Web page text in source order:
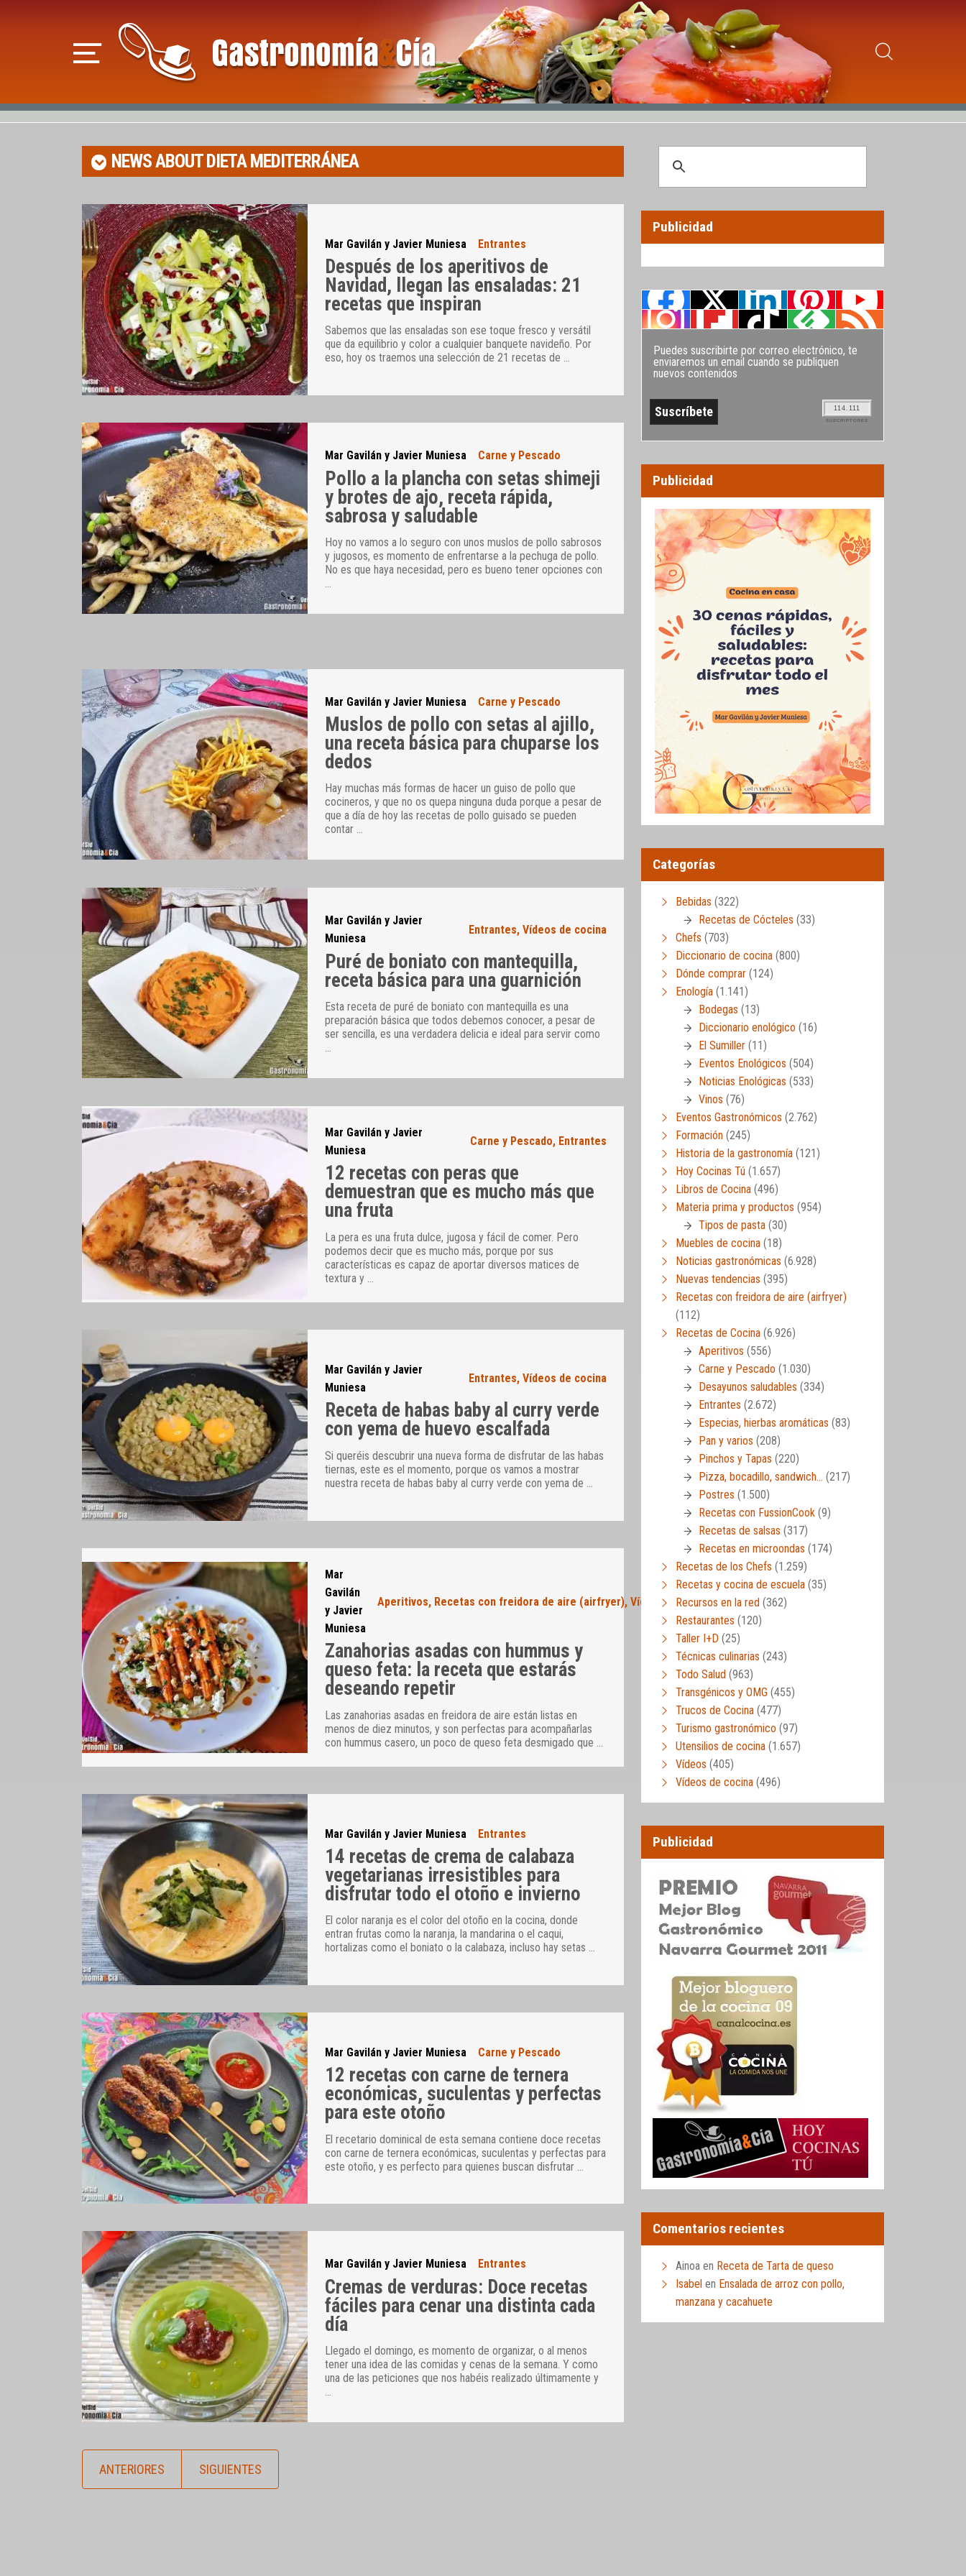
NEWS ABOUTDIETA MEDITERRÁNEA
Mar Gavilán y Javier Muniesa Entrantes
Después de los aperitivos de
Navidad, llegan las ensaladas: 21
recetas que inspiran
Sabemos que las ensaladas son ese toque fresco y versátil
que da equilibrio y color a cualquier banquete navideño. Por
eso, hoy os traemos una selección de 21 recetas de …
Mar Gavilán y Javier Muniesa Carne y Pescado
Pollo a la plancha con setas shimeji
y brotes de ajo, receta rápida,
sabrosa y saludable
Hoy no vamos a lo seguro con unos muslos de pollo sabrosos
y jugosos, es momento de enfrentarse a la pechuga de pollo.
No es que haya necesidad, pero es bueno tener opciones con
…
Mar Gavilán y Javier Muniesa Carne y Pescado
Muslos de pollo con setas al ajillo,
una receta básica para chuparse los
dedos
Hay muchas más formas de hacer un guiso de pollo que
cocineros, y que no os quepa ninguna duda porque a pesar de
que a día de hoy las recetas de pollo guisado se pueden
contar …
Mar Gavilán y Javier
Muniesa
Entrantes, Vídeos de cocina
Puré de boniato con mantequilla,
receta básica para una guarnición
Esta receta de puré de boniato con mantequilla es una
preparación básica que todos debemos conocer, a pesar de
ser sencilla, es una verdadera delicia e ideal para servir como
…
Mar Gavilán y Javier
Muniesa
Carne y Pescado, Entrantes
12 recetas con peras que
demuestran que es mucho más que
una fruta
La pera es una fruta dulce, jugosa y fácil de comer. Pero
podemos decir que es mucho más, porque por sus
características es capaz de aportar diversos matices de
textura y
Mar Gavilán y Javier
Muniesa
Entrantes, Vídeos de cocina
Receta de habas baby al curry verde
con yema de huevo escalfada
Si queréis descubrir una nueva forma de disfrutar de las habas
tiernas, este es el momento, porque os vamos a mostrar
nuestra receta de habas baby al curry verde con yema de
Mar
Gavilán
y Javier
Muniesa
Aperitivos, Recetas con freidora de aire (airfryer),Vídeos de cocina
Zanahorias asadas con hummus y
queso feta: la receta que estarás
deseando repetir
Las zanahorias asadas en freidora de aire están listas en
menos de diez minutos, y son perfectas para acompañarlas
con hummus casero, un poco de queso feta desmigado que …
Mar Gavilán y Javier Muniesa Entrantes
14 recetas de crema de calabaza
vegetarianas irresistibles para
disfrutar todo el otoño e invierno
El color naranja es el color del otoño en la cocina, donde
entran frutas como la naranja, la mandarina o el caqui,
hortalizas como el boniato o la calabaza, incluso hay setas …
Mar Gavilán y Javier Muniesa Carne y Pescado
12 recetas con carne de ternera
económicas, suculentas y perfectas
para este otoño
El recetario dominical de esta semana contiene doce recetas
con carne de ternera económicas, suculentas y perfectas para
este otoño, y es perfecto para quienes buscan disfrutar
Mar Gavilán y Javier Muniesa Entrantes
Cremas de verduras: Doce recetas
fáciles para cenar una distinta cada
día
Llegado el domingo, es momento de organizar, o al menos
tener una idea de las comidas y cenas de la semana. Y como
una de las peticiones que nos habéis realizado últimamente y
…
ANTERIORES SIGUIENTES
Publicidad
Puedes suscribirte por correo electrónico, te
enviaremos un email cuando se publiquen
nuevos contenidos
114.111
SUSCRIPTORES
Publicidad
Categorías
Bebidas (322)
Recetas de Cócteles (33)
Chefs (703)
Diccionario de cocina (800)
Dónde comprar (124)
Enología (1.141)
Bodegas (13)
Diccionario enológico (16)
El Sumiller (11)
Eventos Enológicos (504)
Noticias Enológicas (533)
Vinos (76)
Eventos Gastronómicos (2.762)
Formación (245)
Historia de la gastronomía (121)
Hoy Cocinas Tú (1.657)
Libros de Cocina (496)
Materia prima y productos (954)
Tipos de pasta (30)
Muebles de cocina (18)
Noticias gastronómicas (6.928)
Nuevas tendencias (395)
Recetas con freidora de aire (airfryer)
(112)
Recetas de Cocina (6.926)
Aperitivos (556)
Carne y Pescado (1.030)
Desayunos saludables (334)
Entrantes (2.672)
Especias, hierbas aromáticas (83)
Pan y varios (208)
Pinchos y Tapas (220)
Pizza, bocadillo, sandwich… (217)
Postres (1.500)
Recetas con FussionCook (9)
Recetas de salsas (317)
Recetas en microondas (174)
Recetas de los Chefs (1.259)
Recetas y cocina de escuela (35)
Recursos en la red (362)
Restaurantes (120)
Taller I+D (25)
Técnicas culinarias (243)
Todo Salud (963)
Transgénicos y OMG (455)
Trucos de Cocina (477)
Turismo gastronómico (97)
Utensilios de cocina (1.657)
Vídeos (405)
Vídeos de cocina (496)
Publicidad
Comentarios recientes
Ainoa en Receta de Tarta de queso
Isabel en Ensalada de arroz con pollo,
manzana y cacahuete